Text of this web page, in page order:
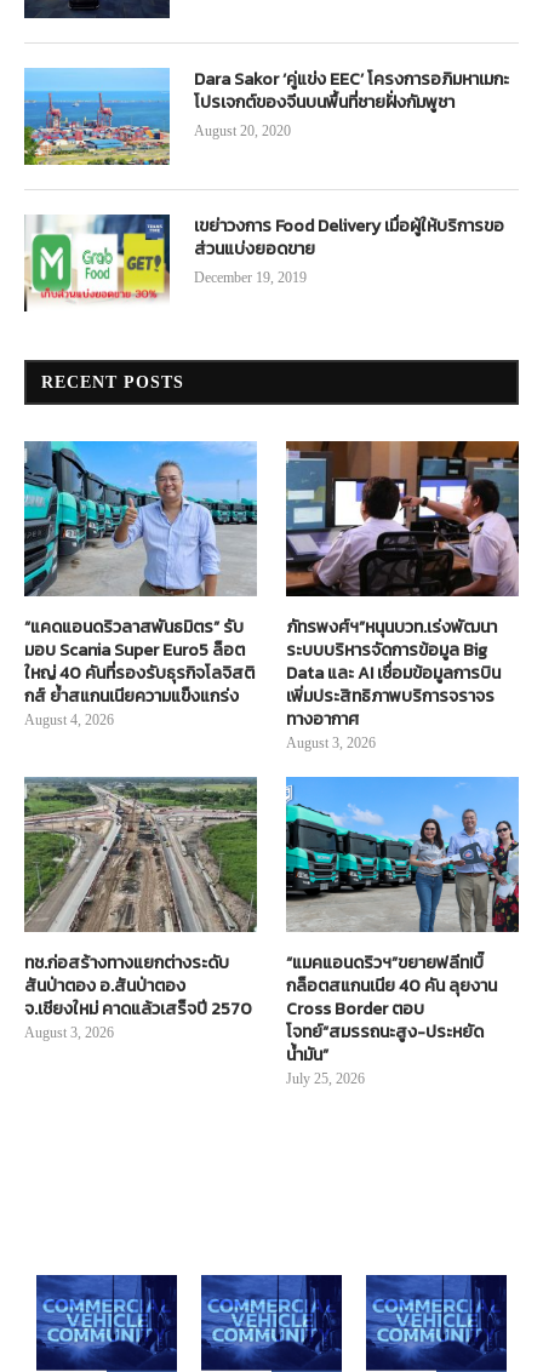
Dara Sakor ‘คู่แข่ง EEC’ โครงการอภิมหาเมกะ
โปรเจกต์ของจีนบนพื้นที่ชายฝั่งกัมพูชา
August 20, 2020
เขย่าวงการ Food Delivery เมื่อผู้ให้บริการขอ
ส่วนแบ่งยอดขาย
December 19, 2019
RECENT POSTS
“แคดแอนดริวลาสพันธมิตร” รับ
มอบ Scania Super Euro5 ล็อต
ใหญ่ 40 คันที่รองรับธุรกิจโลจิสติ
กส์ ย้ำสแกนเนียความแข็งแกร่ง
August 4, 2026
ภัทรพงศ์ฯ”หนุนบวท.เร่งพัฒนา
ระบบบริหารจัดการข้อมูล Big
Data และ AI เชื่อมข้อมูลการบิน
เพิ่มประสิทธิภาพบริการจราจร
ทางอากาศ
August 3, 2026
ทช.ก่อสร้างทางแยกต่างระดับ
สันป่าตอง อ.สันป่าตอง
จ.เชียงใหม่ คาดแล้วเสร็จปี 2570
August 3, 2026
“แมคแอนดริวฯ”ขยายฟลีท!บิ๊
กล็อตสแกนเนีย 40 คัน ลุยงาน
Cross Border ตอบ
โจทย์“สมรรถนะสูง-ประหยัด
น้ำมัน”
July 25, 2026